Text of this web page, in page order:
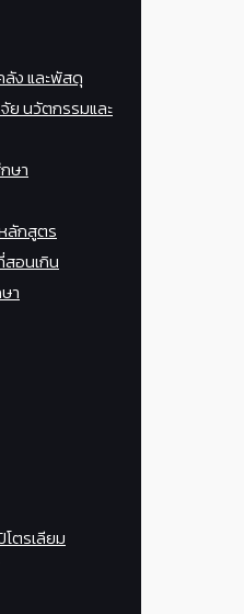
ลัง และพัสดุ
ย นวัตกรรมและ
ษา
ลักสูตร
สอนเกิน
า
ตรเลียม